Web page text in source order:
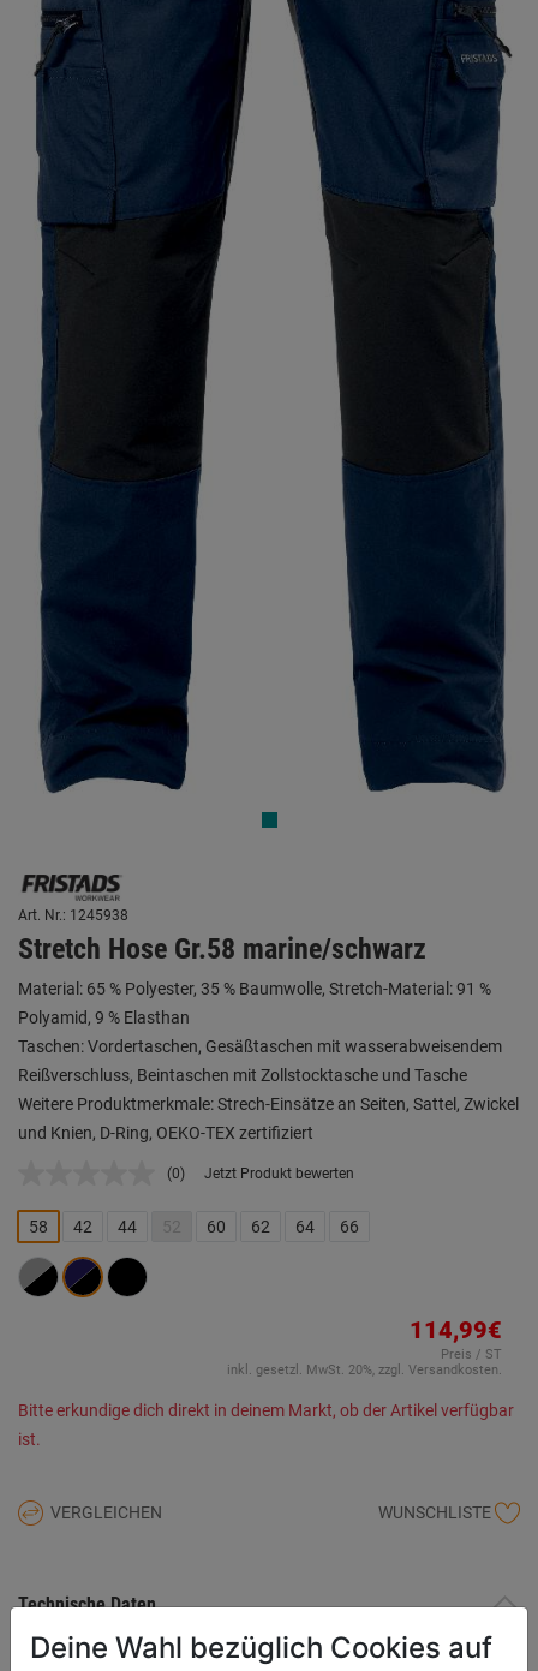
Art. Nr.: 1245938
Stretch Hose Gr.58 marine/schwarz
Material: 65 % Polyester, 35 % Baumwolle, Stretch-Material: 91 %
Polyamid, 9 % Elasthan
Taschen: Vordertaschen, Gesäßtaschen mit wasserabweisendem
Reißverschluss, Beintaschen mit Zollstocktasche und Tasche
Weitere Produktmerkmale: Strech-Einsätze an Seiten, Sattel, Zwickel
und Knien, D-Ring, OEKO-TEX zertifiziert
Kein
Link
auf
(0) Jetzt Produkt bewerten
58 42 44 52 60 62 64 66
114,99€
Preis / ST
inkl. gesetzl. MwSt. 20%, zzgl. Versandkosten.
Bitte erkundige dich direkt in deinem Markt, ob der Artikel verfügbar
ist.
VERGLEICHEN WUNSCHLISTE
Technische Daten
Material
65 % Polyester, 35 %
Deine Wahl bezüglich Cookies auf